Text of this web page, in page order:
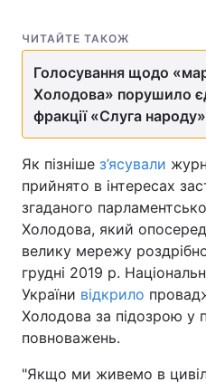
ЧИТАЙТЕ ТАКОЖ
Голосування щодо
Холодова» порушило
фракції «Слуга народу»
Як пізніше з’ясували
прийнято в інтересах
згаданого
Холодова, який
велику мережу
грудні 2019 р.
України відкрило
Холодова за підозрою у
повноважень.
"Якщо ми живемо в